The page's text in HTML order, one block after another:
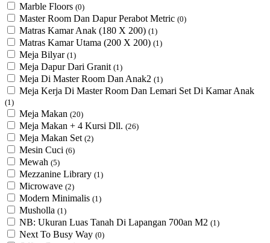
Marble Floors (0)
Master Room Dan Dapur Perabot Metric (0)
Matras Kamar Anak (180 X 200) (1)
Matras Kamar Utama (200 X 200) (1)
Meja Bilyar (1)
Meja Dapur Dari Granit (1)
Meja Di Master Room Dan Anak2 (1)
Meja Kerja Di Master Room Dan Lemari Set Di Kamar Anak
(1)
Meja Makan (20)
Meja Makan + 4 Kursi Dll. (26)
Meja Makan Set (2)
Mesin Cuci (6)
Mewah (5)
Mezzanine Library (1)
Microwave (2)
Modern Minimalis (1)
Musholla (1)
NB: Ukuran Luas Tanah Di Lapangan 700an M2 (1)
Next To Busy Way (0)